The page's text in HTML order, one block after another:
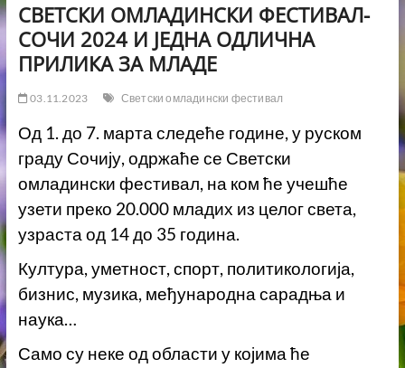
СВЕТСКИ ОМЛАДИНСКИ ФЕСТИВАЛ-
СОЧИ 2024 И ЈЕДНА ОДЛИЧНА
ПРИЛИКА ЗА МЛАДЕ
03.11.2023 Светски омладински фестивал
Од 1. до 7. марта следеће године, у руском
граду Сочију, одржаће се Светски
омладински фестивал, на ком ће учешће
узети преко 20.000 младих из целог света,
узраста од 14 до 35 година.
Култура, уметност, спорт, политикологија,
бизнис, музика, међународна сарадња и
наука…
Само су неке од области у којима ће